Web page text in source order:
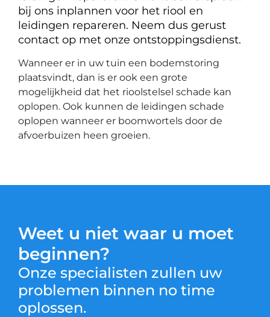
bij ons inplannen voor het riool en
leidingen repareren. Neem dus gerust
contact op met onze ontstoppingsdienst.
Wanneer er in uw tuin een bodemstoring
plaatsvindt, dan is er ook een grote
mogelijkheid dat het rioolstelsel schade kan
oplopen. Ook kunnen de leidingen schade
oplopen wanneer er boomwortels door de
afvoerbuizen heen groeien.
Weet u niet waar u moet
beginnen?
Onze specialisten zullen uw
problemen binnen no time
oplossen.